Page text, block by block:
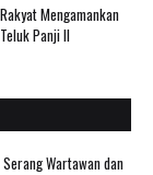
Mengamankan
Panji II
Wartawan dan